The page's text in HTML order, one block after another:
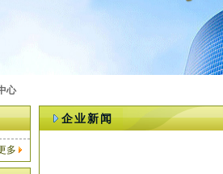
心
多
企业新闻